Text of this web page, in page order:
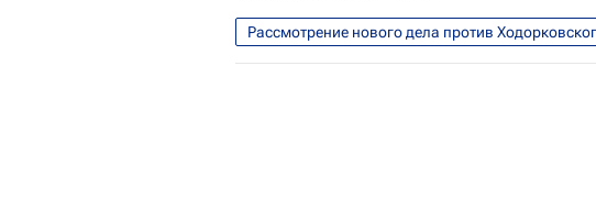
Рассмотрение нового дела против
Перенос оглашения приговора Ходорковскому